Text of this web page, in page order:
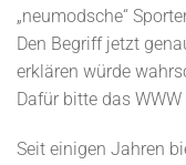
„neumodsche“
Den Begriff jetzt
erklären würde
Dafür bitte das
Seit einigen Jahren